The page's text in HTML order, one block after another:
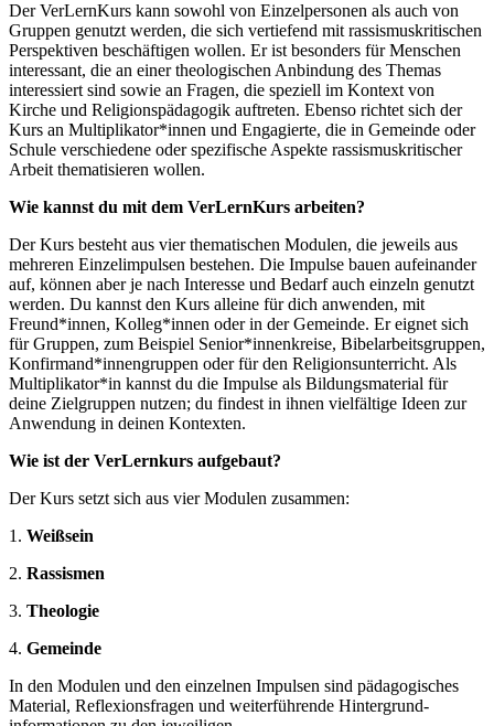
Der VerLernKurs kann sowohl von Einzelpersonen als auch von
Gruppen genutzt werden, die sich vertiefend mit rassismuskritischen
Perspektiven beschäftigen wollen. Er ist besonders für Menschen
interessant, die an einer theologischen Anbindung des Themas
interessiert sind sowie an Fragen, die speziell im Kontext von
Kirche und Religionspädagogik auftreten. Ebenso richtet sich der
Kurs an Multiplikator*innen und Engagierte, die in Gemeinde oder
Schule verschiedene oder spezifische Aspekte rassismuskritischer
Arbeit thematisieren wollen.
Wie kannst du mit dem VerLernKurs arbeiten?
Der Kurs besteht aus vier thematischen Modulen, die jeweils aus
mehreren Einzelimpulsen bestehen. Die Impulse bauen aufeinander
auf, können aber je nach Interesse und Bedarf auch einzeln genutzt
werden. Du kannst den Kurs alleine für dich anwenden, mit
Freund*innen, Kolleg*innen oder in der Gemeinde. Er eignet sich
für Gruppen, zum Beispiel Senior*innenkreise, Bibelarbeitsgruppen,
Konfirmand*innengruppen oder für den Religionsunterricht. Als
Multiplikator*in kannst du die Impulse als Bildungsmaterial für
deine Zielgruppen nutzen; du findest in ihnen vielfältige Ideen zur
Anwendung in deinen Kontexten.
Wie ist der VerLernkurs aufgebaut?
Der Kurs setzt sich aus vier Modulen zusammen:
1. Weißsein
2. Rassismen
3. Theologie
4. Gemeinde
In den Modulen und den einzelnen Impulsen sind pädagogisches
Material, Reflexionsfragen und weiterführende Hintergrund-